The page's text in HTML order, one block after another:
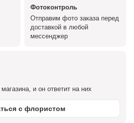
Фотоконтроль
Отправим фото заказа перед
доставкой в любой
мессенджер
и он ответит на них
с флористом